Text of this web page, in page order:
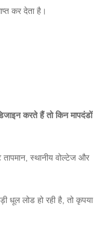
कर देता है।
करते हैं तो किन मापदंडों
तापमान, स्थानीय वोल्टेज और
धूल लोड हो रही है, तो कृपया